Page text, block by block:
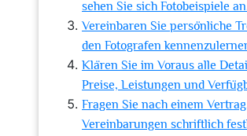
sehen Sie sich Fotobeispiele
Vereinbaren Sie persönliche
den Fotografen
Klären Sie im Voraus alle
Preise, Leistungen und
Fragen Sie nach einem
Vereinbarungen schriftlich